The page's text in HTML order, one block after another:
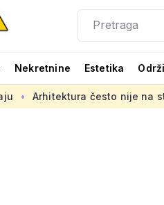
Nekretnine Estetika
često nije na strani